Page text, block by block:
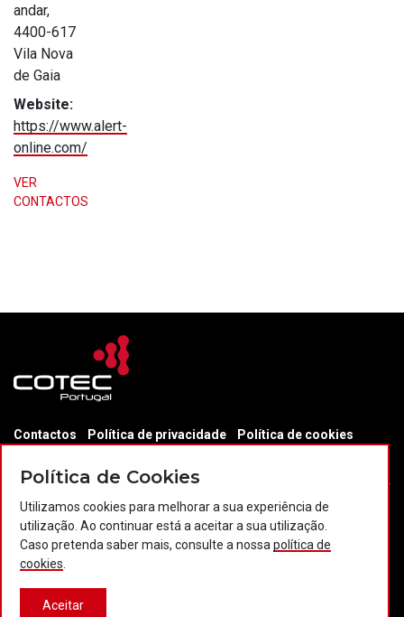
andar,
4400-617
Vila Nova
de Gaia
Website:
https://www.alert-
online.com/
VER
CONTACTOS
Contactos Política de privacidade
Política de cookies
© 2026 COTEC Portugal. Todos os direitos reservados.
Plataforma co-financiada por:
Política de Cookies
Utilizamos cookies para melhorar a sua experiência de
utilização. Ao continuar está a aceitar a sua utilização.
Caso pretenda saber mais, consulte a nossa política de
cookies
Aceitar